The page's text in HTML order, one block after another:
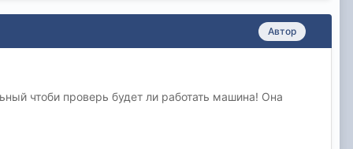
Автор
чтоби проверь будет ли работать машина! Она